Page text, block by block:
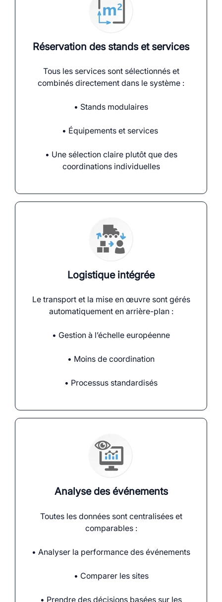
Réservation des stands et services
Tous les services sont sélectionnés et
combinés directement dans le système :
• Stands modulaires
• Équipements et services
• Une sélection claire plutôt que des
coordinations individuelles
Logistique intégrée
Le transport et la mise en œuvre sont gérés
automatiquement en arrière-plan :
• Gestion à l’échelle européenne
• Moins de coordination
• Processus standardisés
Analyse des événements
Toutes les données sont centralisées et
comparables :
• Analyser la performance des événements
• Comparer les sites
• Prendre des décisions basées sur les